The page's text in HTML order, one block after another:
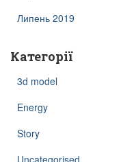
Липень 2019
Категорії
3d model
Energy
Story